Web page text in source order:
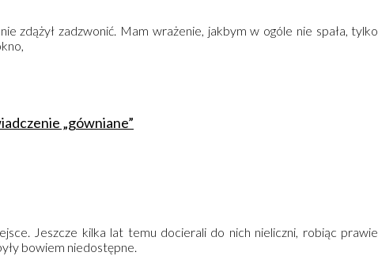
zdążył zadzwonić. Mam wrażenie, jakbym w ogóle nie spała, tylko
„gówniane”
Jeszcze kilka lat temu docierali do nich nieliczni, robiąc prawie
bowiem niedostępne.